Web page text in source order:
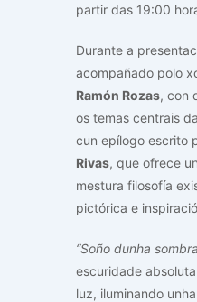
partir das 19:00
Durante a
acompañado polo
Ramón Rozas, con
os temas centrais
cun epílogo escrito
Rivas, que ofrece
mestura filosofía
pictórica e
“Soño dunha
escuridade
luz, iluminando